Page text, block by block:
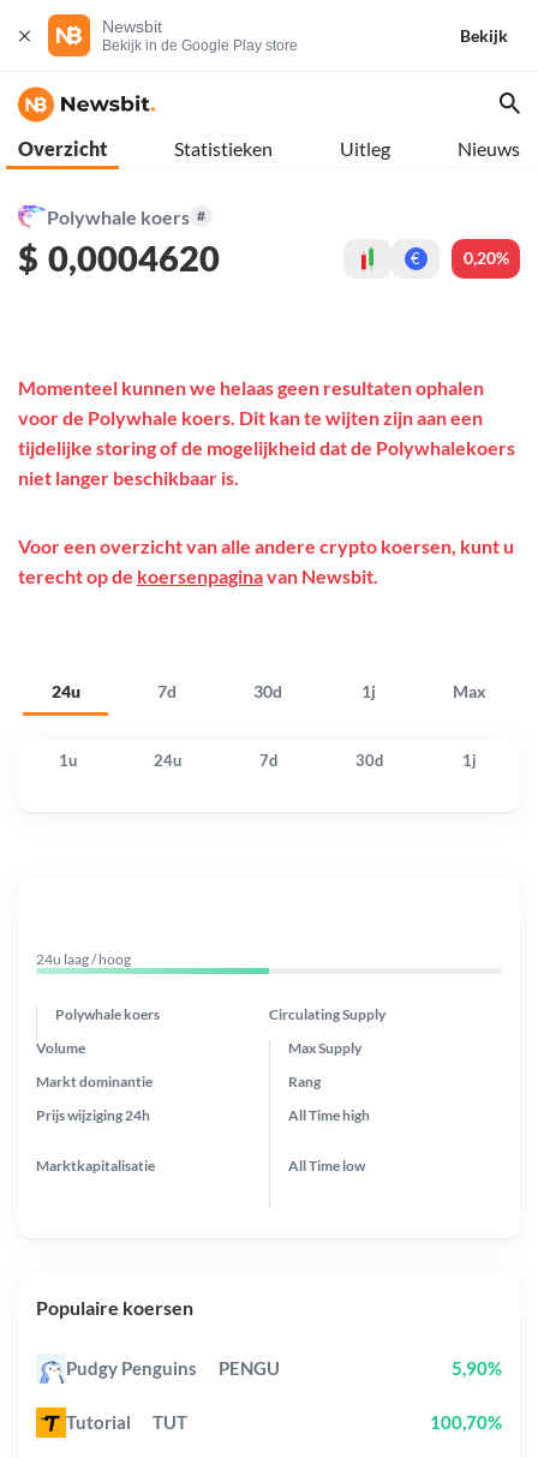
Newsbit
Bekijk in de Google Play store
Bekijk
Overzicht Statistieken Uitleg Nieuws
Polywhale koers #
$ 0,0004620 € 0,20%
24u 7d 30d 1j Max
Momenteel kunnen we helaas geen resultaten ophalen
voor de Polywhale koers. Dit kan te wijten zijn aan een
tijdelijke storing of de mogelijkheid dat de Polywhalekoers
niet langer beschikbaar is.
Voor een overzicht van alle andere crypto koersen, kunt u
terecht op de koersenpaginavan Newsbit.
1u 24u 7d 30d 1j
24u laag / hoog
Polywhale koers Circulating Supply
Prijs wijziging 24h
Max Supply
Markt dominantie
Marktkapitalisatie
Volume
Rang
All Timehigh
All Time low
Populaire koersen
Pudgy Penguins PENGU 5,90%
Tutorial TUT 100,70%